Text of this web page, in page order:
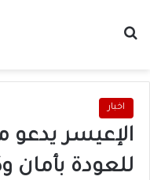
اخبار
الإعيسر يدعو
للعودة بأمان